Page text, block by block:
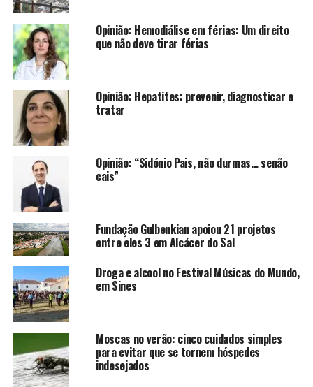
Opinião: Hemodiálise em férias: Um direito
que não deve tirar férias
Opinião: Hepatites: prevenir, diagnosticar e
tratar
Opinião: “Sidónio Pais, não durmas… senão
cais”
Fundação Gulbenkian apoiou 21 projetos
entre eles 3 em Alcácer do Sal
Droga e alcool no Festival Músicas do Mundo,
em Sines
Moscas no verão: cinco cuidados simples
para evitar que se tornem hóspedes
indesejados